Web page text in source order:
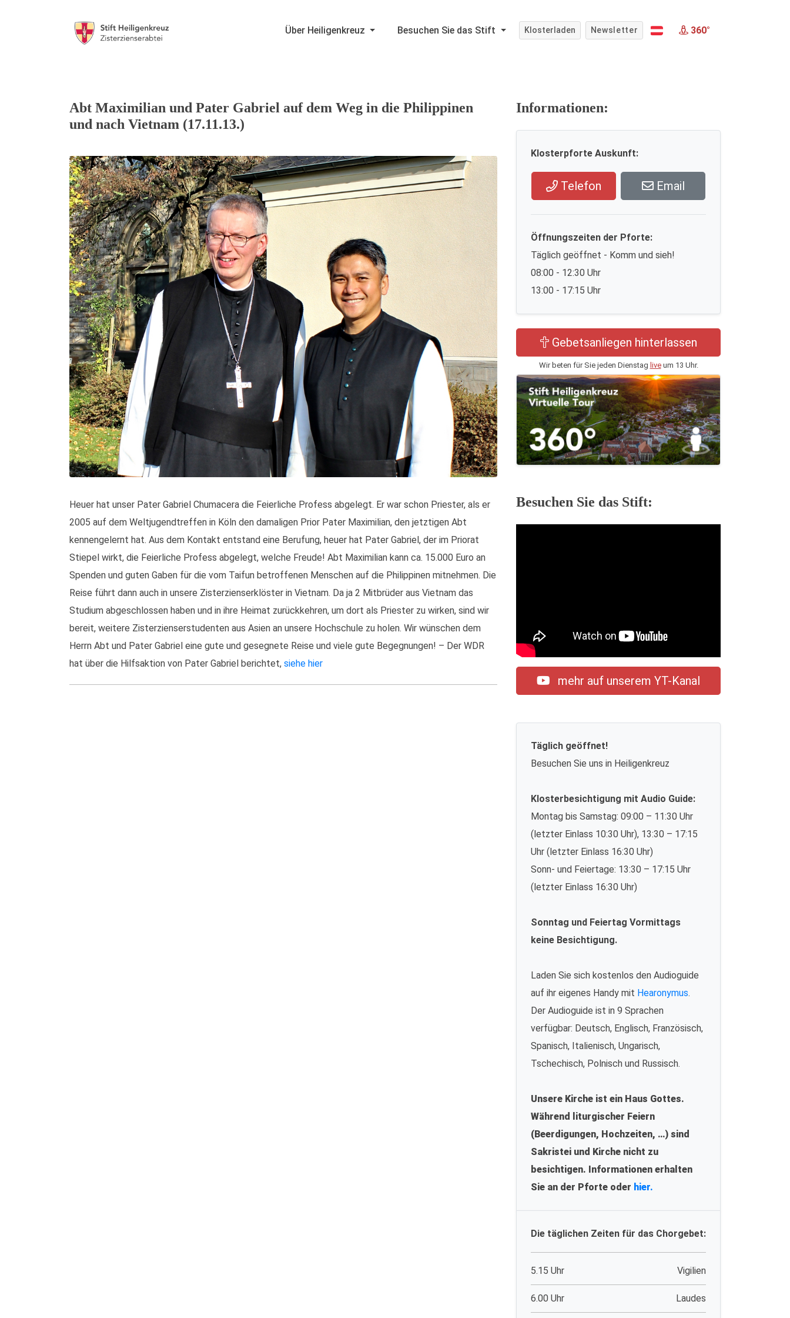
Über Heiligenkreuz Besuchen Sie das Stift Klosterladen Newsletter 360°
Abt Maximilian und Pater Gabriel auf dem Weg in die Philippinen
und nach Vietnam (17.11.13.)
Heuer hat unser Pater Gabriel Chumacera die Feierliche Profess abgelegt. Er war schon Priester, als er
2005 auf dem Weltjugendtreffen in Köln den damaligen Prior Pater Maximilian, den jetztigen Abt
kennengelernt hat. Aus dem Kontakt entstand eine Berufung, heuer hat Pater Gabriel, der im Priorat
Stiepel wirkt, die Feierliche Profess abgelegt, welche Freude! Abt Maximilian kann ca. 15.000 Euro an
Spenden und guten Gaben für die vom Taifun betroffenen Menschen auf die Philippinen mitnehmen. Die
Reise führt dann auch in unsere Zisterzienserklöster in Vietnam. Da ja 2 Mitbrüder aus Vietnam das
Studium abgeschlossen haben und in ihre Heimat zurückkehren, um dort als Priester zu wirken, sind wir
bereit, weitere Zisterzienserstudenten aus Asien an unsere Hochschule zu holen. Wir wünschen dem
Herrn Abt und Pater Gabriel eine gute und gesegnete Reise und viele gute Begegnungen! – Der WDR
hat über die Hilfsaktion von Pater Gabriel berichtet, siehe hier
Informationen:
Klosterpforte Auskunft:
Telefon Email
Öffnungszeiten der Pforte:
Täglich geöffnet - Komm und sieh!
08:00 - 12:30 Uhr
13:00 - 17:15 Uhr
Gebetsanliegen hinterlassen
Wir beten für Sie jeden Dienstag liveum 13 Uhr.
Besuchen Sie das Stift:
mehr auf unserem YT-Kanal
Täglich geöffnet!
Besuchen Sie uns in Heiligenkreuz
Klosterbesichtigung mit Audio Guide:
Montag bis Samstag: 09:00 – 11:30 Uhr
(letzter Einlass 10:30 Uhr), 13:30 – 17:15
Uhr (letzter Einlass 16:30 Uhr)
Sonn- und Feiertage: 13:30 – 17:15 Uhr
(letzter Einlass 16:30 Uhr)
Sonntag und Feiertag Vormittags
keine Besichtigung.
Laden Sie sich kostenlos den Audioguide
auf ihr eigenes Handy mit Hearonymus.
Der Audioguide ist in 9 Sprachen
verfügbar: Deutsch, Englisch, Französisch,
Spanisch, Italienisch, Ungarisch,
Tschechisch, Polnisch und Russisch.
Unsere Kirche ist ein Haus Gottes.
Während liturgischer Feiern
(Beerdigungen, Hochzeiten, …) sind
Sakristei und Kirche nicht zu
besichtigen. Informationen erhalten
Sie an der Pforte oder hier.
Die täglichen Zeiten für das Chorgebet:
5.15 Uhr Vigilien
6.00 Uhr Laudes